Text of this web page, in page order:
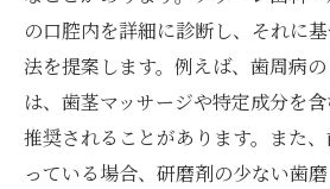
の口腔内を詳細に診断し、それに
法を提案します。例えば、歯周病
は、歯茎マッサージや特定成分を
推奨されることがあります。また
っている場合、研磨剤の少ない歯